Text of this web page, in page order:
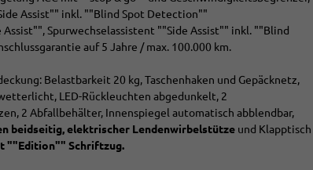
Assist"" inkl. ""Blind Spot Detection""
Spurwechselassistent ""Side Assist"" inkl. ""Blind
auf 5 Jahre / max. 100.000 km.
Belastbarkeit 20 kg, Taschenhaken und Gepäcknetz,
LED-Rückleuchten abgedunkelt, 2
2 Abfallbehälter, Innenspiegel automatisch abblendbar,
beidseitig,elektrischer Lendenwirbelstütze und Klapptisch
""Edition"" Schriftzug.